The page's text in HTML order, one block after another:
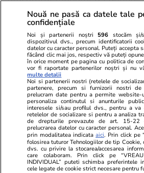
First image of
bomber 31 year
Mohamed
from#Tunisia
pic.twitter.com/
— Johnlee
15 iulie 2016
Nouă ne pasă ca datele tale
confidențiale
Noi și partenerii noștri 596 stocăm și/
dispozitivul dvs., precum identificatorii
datelor cu caracter personal. Puteți accepta
făcând clic mai jos, respectiv vă puteți
în orice moment pe pagina cu politica de
vor fi raportate partenerilor noștri și nu
multe detalii
Noi si partenerii nostri (retelele de
partenere, precum si furnizorii nostri
prelucram date pentru a permite website-
personaliza continutul si anunturile
interesele si/sau profilul dvs., pentru a va
retelelor de socializare si pentru a analiza
de drepturile prevazute de art. 15-22
prelucrarea datelor cu caracter personal.
prin modalitatea indicataaici. Prin click pe
folosirea tuturor Tehnologiilor de tip Cookie,
dvs. cu privire la stocarea/accesarea
care colaboram. Prin click pe
INDIVIDUAL” puteti schimba preferintele
cele legate de cookie strict necesare pentru